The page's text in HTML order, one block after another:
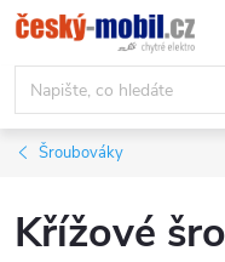
Přejít
na
obsah
Šroubováky
Křížové